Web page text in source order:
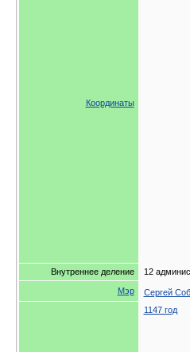
Координаты
Внутреннее деление
12
Мэр
Сергей
1147 год